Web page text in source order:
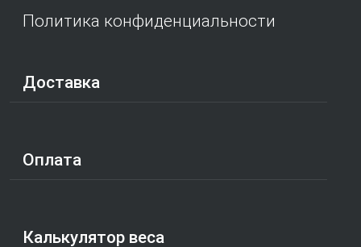
Политика конфиденциальности
Доставка
Оплата
Калькулятор веса